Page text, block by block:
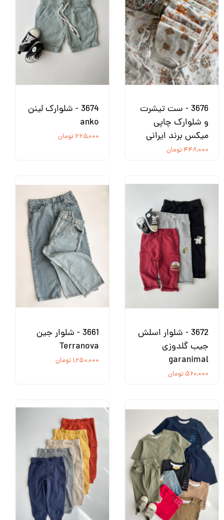
3676 - ست تیشرت
و شلوارک چاپی
میکس برند ایرانی
۴۴۸,۰۰۰ تومان
3674 - شلوارک لینن
anko
۶۶۵,۰۰۰ تومان
3672 - شلوار اسلش
جیب گلدوزی
garanimal
۵۶۰,۰۰۰ تومان
3661 - شلوار جین
Terranova
۱,۲۵۰,۰۰۰ تومان